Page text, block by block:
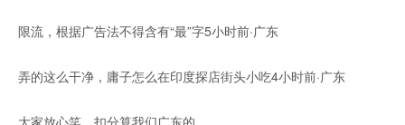
限流，根据广告法不得含有“最”字5小时前·广东
弄的这么干净，庸子怎么在印度探店街头小吃4小时前·广东